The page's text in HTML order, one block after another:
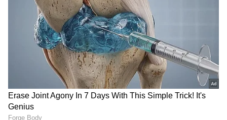
ஜூலை 2022 வரை..இந்த ராசிகளுக்கு
திடீர் பண வர இருக்கும்